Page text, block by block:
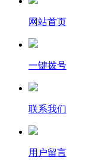
网站首页
一键拨号
联系我们
用户留言